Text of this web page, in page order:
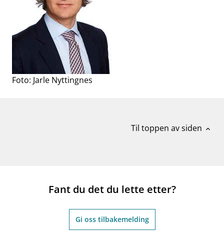
Foto: Jarle Nyttingnes
Til toppen av siden expand_less
Fant du det du lette etter?
Gi oss tilbakemelding